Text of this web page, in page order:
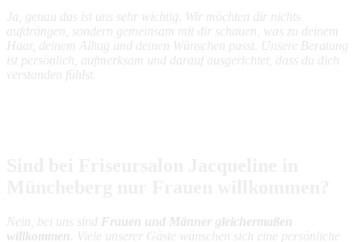
Ja, genau das ist uns sehr wichtig. Wir möchten dir nichts
aufdrängen, sondern gemeinsam mit dir schauen, was zu deinem
Haar, deinem Alltag und deinen Wünschen passt. Unsere Beratung
ist persönlich, aufmerksam und darauf ausgerichtet, dass du dich
verstanden fühlst.
Nein, bei uns sind Frauen und Männer gleichermaßen
willkommen . Viele unserer Gäste wünschen sich eine persönliche